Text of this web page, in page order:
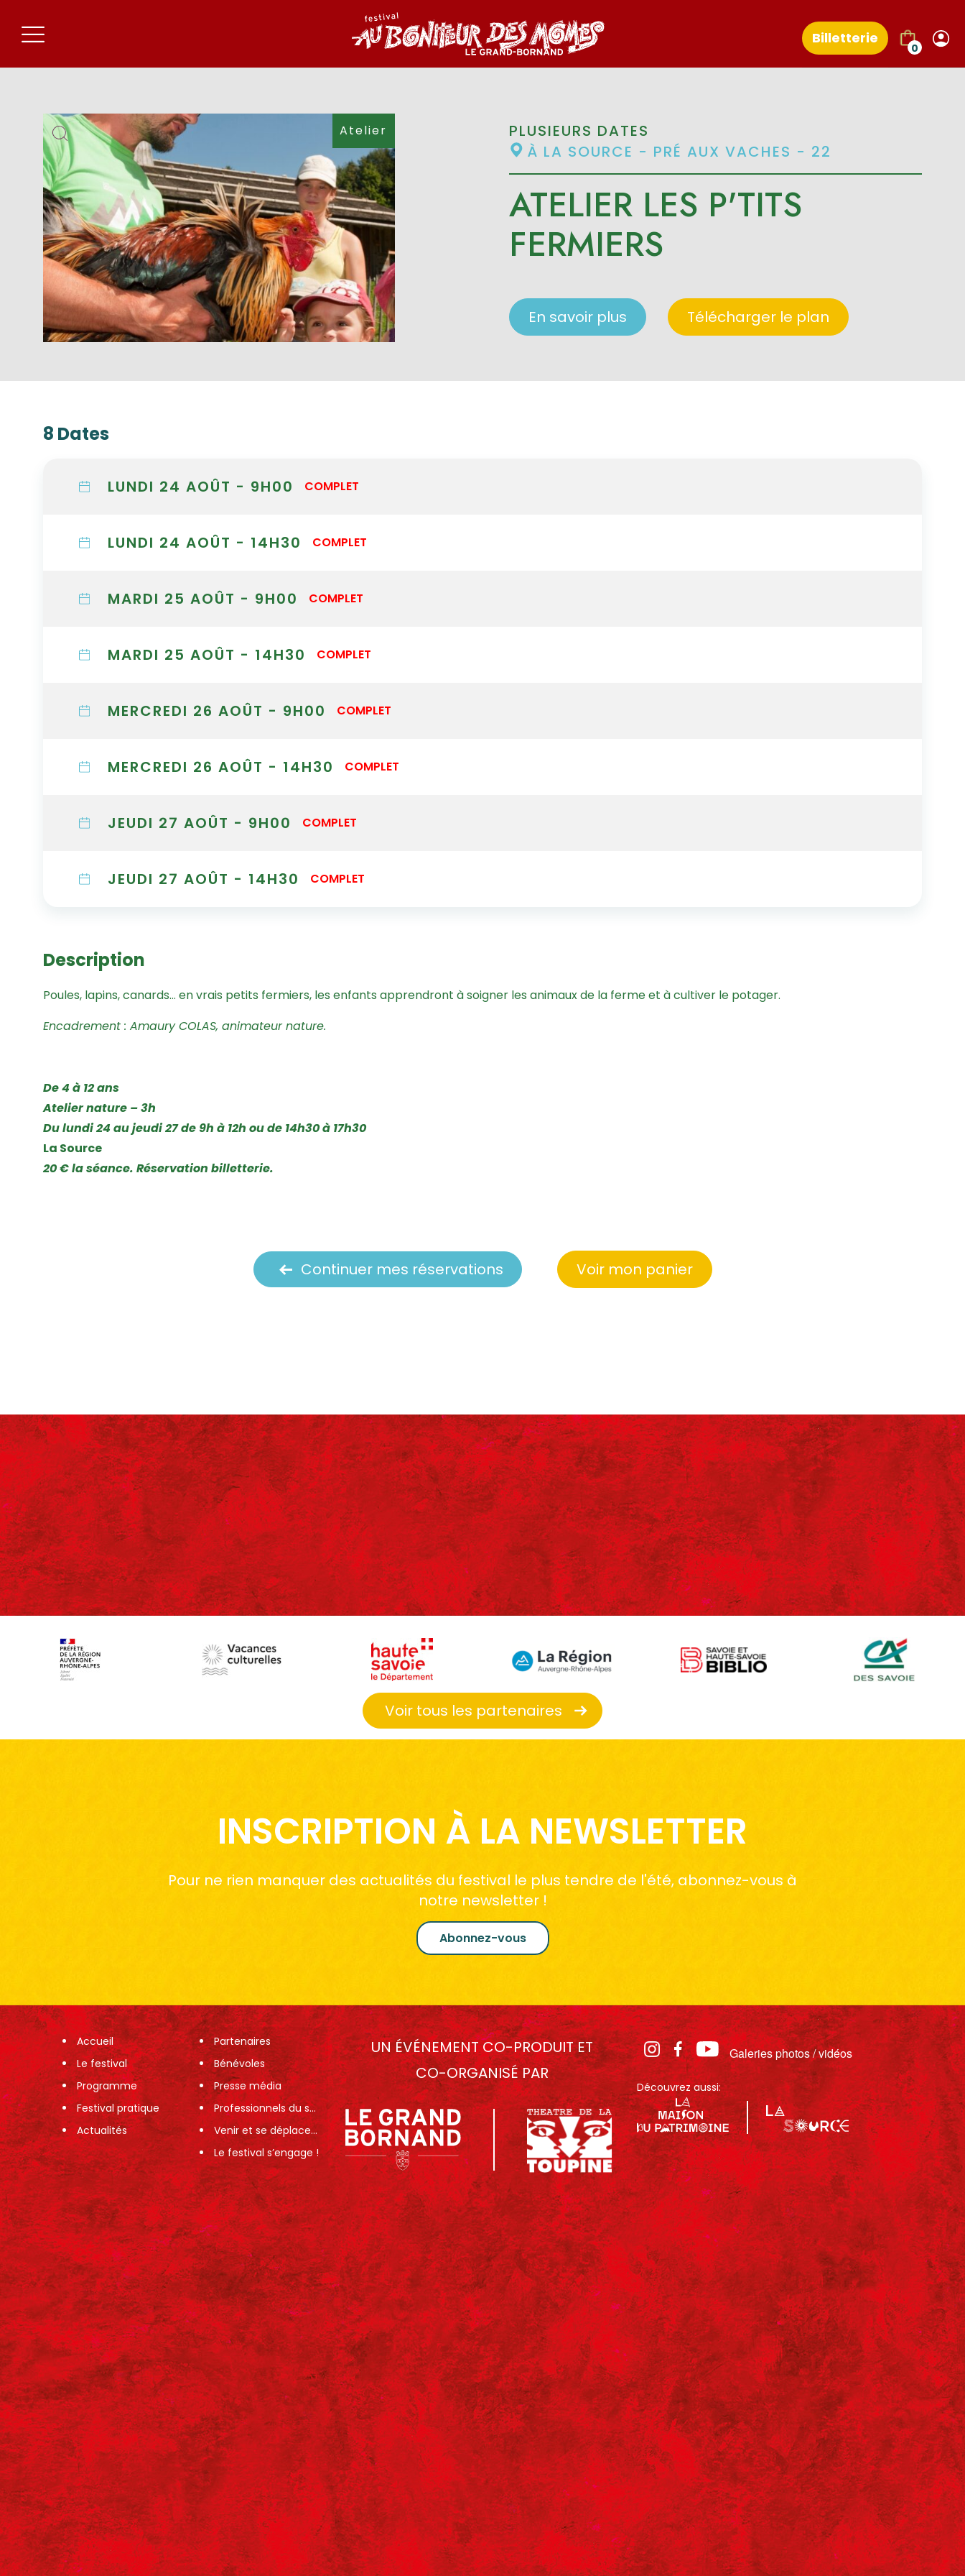
Billetterie
0
Atelier
PLUSIEURS DATES
À LA SOURCE - PRÉ AUX VACHES - 22
ATELIER LES P'TITS
FERMIERS
Télécharger le plan
En savoir plus
8 Dates
LUNDI 24 AOÛT - 9H00 COMPLET
LUNDI 24 AOÛT - 14H30 COMPLET
MARDI 25 AOÛT - 9H00 COMPLET
MARDI 25 AOÛT - 14H30 COMPLET
MERCREDI 26 AOÛT - 9H00 COMPLET
MERCREDI 26 AOÛT - 14H30 COMPLET
JEUDI 27 AOÛT - 9H00 COMPLET
JEUDI 27 AOÛT - 14H30 COMPLET
Description
Poules, lapins, canards… en vrais petits fermiers, les enfants apprendront à soigner les animaux de la ferme et à cultiver le potager.
Encadrement : Amaury COLAS, animateur nature.
De 4 à 12 ans
Atelier nature – 3h
Du lundi 24 au jeudi 27 de 9h à 12h ou de 14h30 à 17h30
La Source
20 € la séance. Réservation billetterie.
Continuer mes réservations Voir mon panier
Voir tous les partenaires
INSCRIPTION À LA NEWSLETTER
Pour ne rien manquer des actualités du festival le plus tendre de l'été, abonnez-vous à
notre newsletter !
Abonnez-vous
Accueil
Le festival
Programme
Festival pratique
Actualités
Partenaires
Bénévoles
Presse média
Professionnels du spectacle
Venir et se déplacer sur le festival
Le festival s’engage !
UN ÉVÉNEMENT CO-PRODUIT ET
CO-ORGANISÉ PAR
Galeries photos / vidéos
Découvrez aussi: